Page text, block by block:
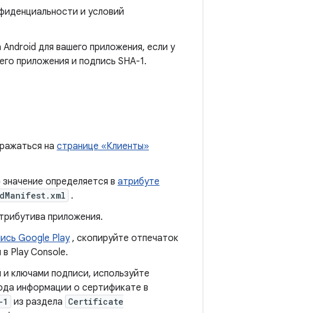
и условий
для вашего приложения, если у
приложения и подпись SHA-1.
на странице «Клиенты»
определяется в атрибуте
.
приложения.
Google Play, скопируйте отпечаток
Play Console.
ключами подписи, используйте
информации о сертификате в
1 из раздела Certificate